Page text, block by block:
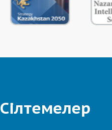
Сілтемелер